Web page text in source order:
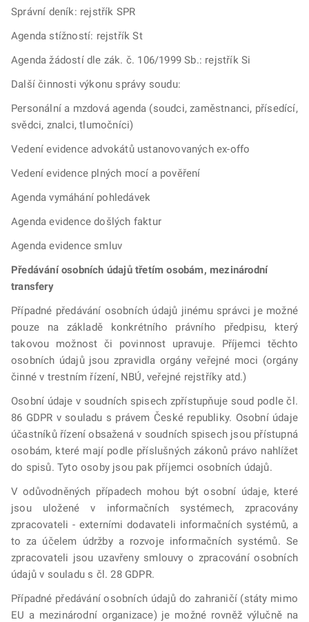
Správní deník: rejstřík SPR
Agenda stížností: rejstřík St
Agenda žádostí dle zák. č. 106/1999 Sb.: rejstřík Si
Další činnosti výkonu správy soudu:
Personální a mzdová agenda (soudci, zaměstnanci, přísedící,
svědci, znalci, tlumočníci)
Vedení evidence advokátů ustanovovaných ex-offo
Vedení evidence plných mocí a pověření
Agenda vymáhání pohledávek
Agenda evidence došlých faktur
Agenda evidence smluv
Předávání osobních údajů třetím osobám, mezinárodní
transfery
Případné předávání osobních údajů jinému správci je možné
pouze na základě konkrétního právního předpisu, který
takovou možnost či povinnost upravuje. Příjemci těchto
osobních údajů jsou zpravidla orgány veřejné moci (orgány
činné v trestním řízení, NBÚ, veřejné rejstříky atd.)
Osobní údaje v soudních spisech zpřístupňuje soud podle čl.
86 GDPR v souladu s právem České republiky. Osobní údaje
účastníků řízení obsažená v soudních spisech jsou přístupná
osobám, které mají podle příslušných zákonů právo nahlížet
do spisů. Tyto osoby jsou pak příjemci osobních údajů.
V odůvodněných případech mohou být osobní údaje, které
jsou uložené v informačních systémech, zpracovány
zpracovateli - externími dodavateli informačních systémů, a
to za účelem údržby a rozvoje informačních systémů. Se
zpracovateli jsou uzavřeny smlouvy o zpracování osobních
údajů v souladu s čl. 28 GDPR.
Případné předávání osobních údajů do zahraničí (státy mimo
EU a mezinárodní organizace) je možné rovněž výlučně na